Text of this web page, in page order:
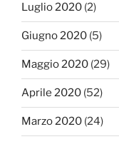
Luglio 2020 (2)
Giugno 2020 (5)
Maggio 2020 (29)
Aprile 2020 (52)
Marzo 2020 (24)